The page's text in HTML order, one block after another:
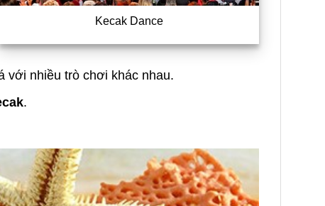
Kecak Dance
với nhiều trò chơi khác nhau.
.